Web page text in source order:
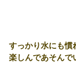
すっかり水にも慣
楽しんであそんで